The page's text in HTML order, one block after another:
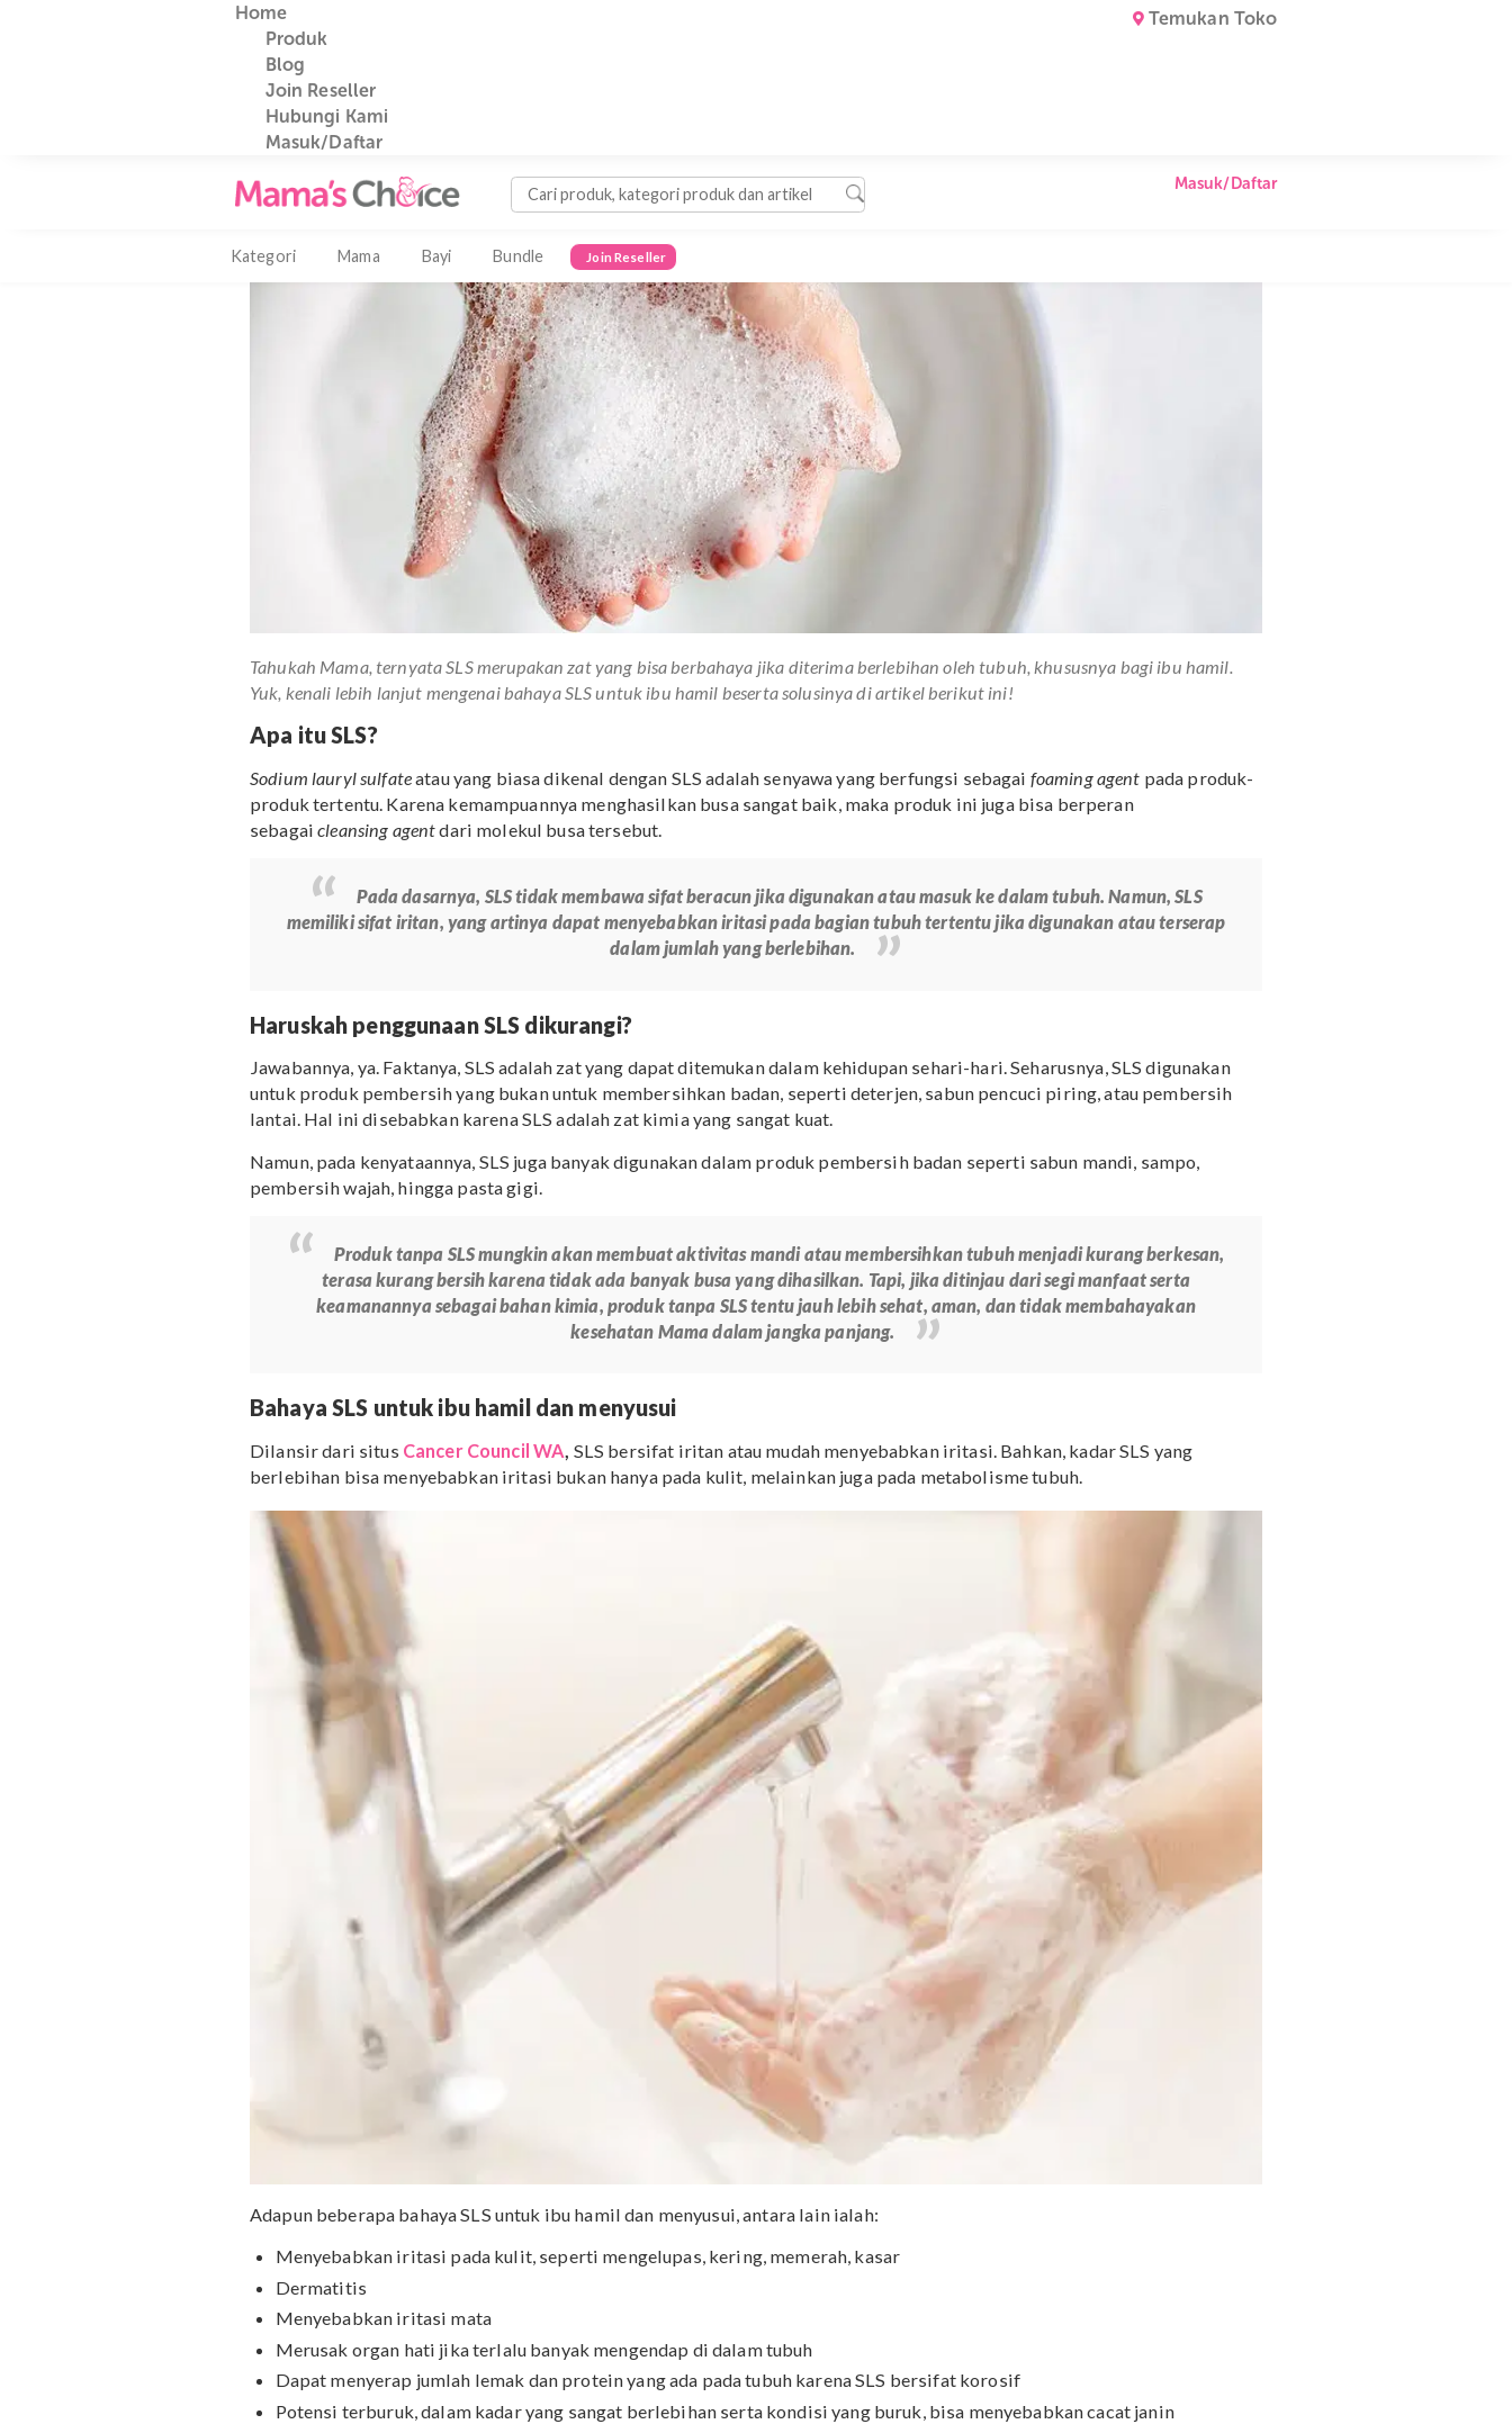
Home
Produk
Blog
Join Reseller
Hubungi Kami
Temukan Toko
Kategori Mama Bayi Bundle Join Reseller
Bahaya SLS untuk Bumil, Cukup Kurangi atau Hindari?
share
Tahukah Mama, ternyata SLS merupakan zat yang bisa berbahaya jika diterima berlebihan oleh tubuh, khususnya bagi ibu hamil.
Yuk, kenali lebih lanjut mengenai bahaya SLS untuk ibu hamil beserta solusinya di artikel berikut ini!
Apa itu SLS?
produk tertentu. Karena kemampuannya menghasilkan busa sangat baik, maka produk ini juga bisa berperan
sebagaicleansing agentdari molekul busa tersebut.
memiliki sifat iritan, yang artinya dapat menyebabkan iritasi pada bagian tubuh tertentu jika digunakan atau terserap
Haruskah penggunaan SLS dikurangi?
Jawabannya, ya. Faktanya, SLS adalah zat yang dapat ditemukan dalam kehidupan sehari-hari. Seharusnya, SLS digunakan
lantai. Hal ini disebabkan karena SLS adalah zat kimia yang sangat kuat.
Namun, pada kenyataannya, SLS juga banyak digunakan dalam produk pembersih badan seperti sabun mandi, sampo,
pembersih wajah, hingga pasta gigi.
Produk tanpa SLS mungkin akan membuat aktivitas mandi atau membersihkan tubuh menjadi kurang berkesan,
terasa kurang bersih karena tidak ada banyak busa yang dihasilkan. Tapi, jika ditinjau dari segi manfaat serta
keamanannya sebagai bahan kimia, produk tanpa SLS tentu jauh lebih sehat, aman, dan tidak membahayakan
kesehatan Mama dalam jangka panjang.
Bahaya SLS untuk ibu hamil dan menyusui
Dilansir dari situs
SLS bersifat iritan atau mudah menyebabkan iritasi. Bahkan, kadar SLS yang
berlebihan bisa menyebabkan iritasi bukan hanya pada kulit, melainkan juga pada metabolisme tubuh.